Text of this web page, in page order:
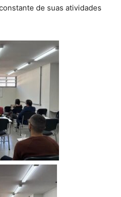
de suas atividades